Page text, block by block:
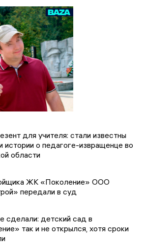
для учителя: стали известны
истории о педагоге-извращенце во
области
ЖК «Поколение» ООО
передали в суд
сделали: детский сад в
так и не открылся, хотя сроки